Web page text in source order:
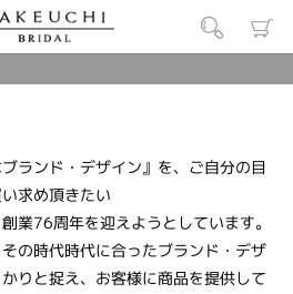
ランド・デザイン』を、ご自分の目
求め頂きたい
業76周年を迎えようとしています。
の時代時代に合ったブランド・デザ
りと捉え、お客様に商品を提供して